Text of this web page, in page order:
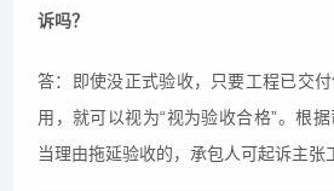
诉吗？
答：即使没正式验收，只要工程已交
用，就可以视为“视为验收合格”。根
当理由拖延验收的，承包人可起诉主张